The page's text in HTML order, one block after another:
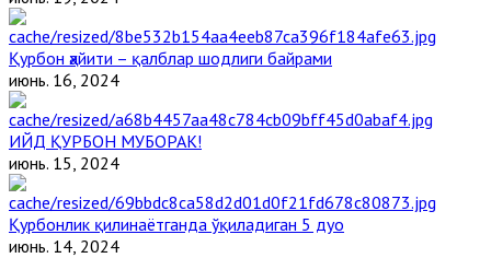
Қурбон ҳайити – қалблар шодлиги байрами
июнь. 16, 2024
ИЙД ҚУРБОН МУБОРАК!
июнь. 15, 2024
Қурбонлик қилинаётганда ўқиладиган 5 дуо
июнь. 14, 2024